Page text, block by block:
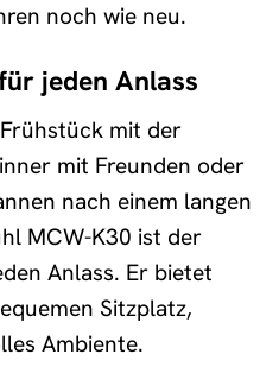
noch wie neu.
jeden Anlass
mit der
mit Freunden oder
nach einem langen
MCW-K30 ist der
Anlass. Er bietet
Sitzplatz,
Ambiente.